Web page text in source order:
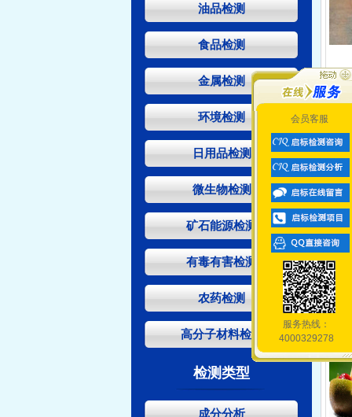
油品检测
食品检测
金属检测
环境检测
日用品检测
微生物检测
矿石能源检测
有毒有害检测
农药检测
高分子材料检测
检测类型
成分分析
会员客服
服务热线：
4000329278